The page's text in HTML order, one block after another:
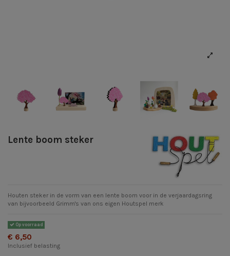
Lente boom steker
Houten steker in de vorm van een lente boom voor in de verjaardagsring
van bijvoorbeeld Grimm's van ons eigen Houtspel merk
Op voorraad
€ 6,50
Inclusief belasting